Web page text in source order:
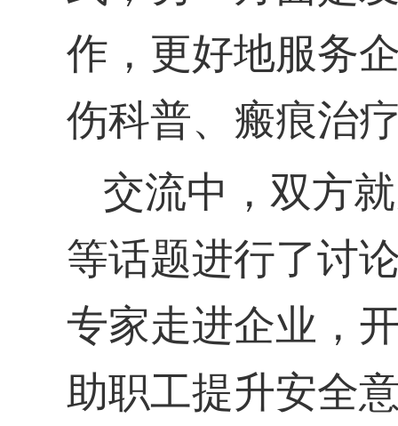
作，更好地服务
伤科普、瘢痕治
交流中，双方
等话题进行了讨
专家走进企业，
助职工提升安全